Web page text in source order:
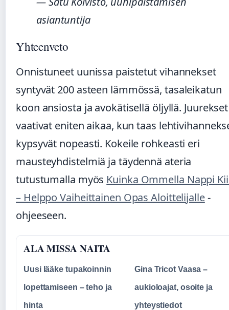
asiantuntija
Yhteenveto
Onnistuneet uunissa paistetut vihannekset
syntyvät 200 asteen lämmössä, tasaleikatun
koon ansiosta ja avokätisellä öljyllä. Juurekset
vaativat eniten aikaa, kun taas
kypsyvät nopeasti. Kokeile rohkeasti eri
mausteyhdistelmiä ja täydennä ateria
tutustumalla myös Kuinka Ommella Nappi
– Helppo Vaiheittainen Opas Aloittelijalle-
ohjeeseen.
ALA MISSA NAITA
Uusi lääke tupakoinnin
lopettamiseen – teho ja
hinta
Gina Tricot Vaasa –
aukioloajat, osoite ja
yhteystiedot